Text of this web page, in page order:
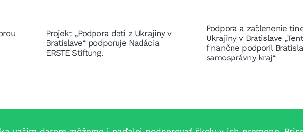
Projekt „Podpora detí z Ukrajiny v
Bratislave“ podporuje Nadácia
ERSTE Stiftung.
Podpora a začlenenie
Ukrajiny v Bratislave
finančne podporil
samosprávny kraj“